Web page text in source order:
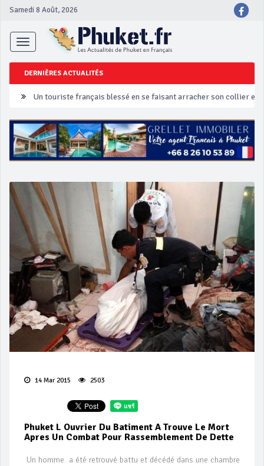
Samedi 8 Août, 2026
Toggle
navigation
DERNIÈRES ACTUALITÉS
Un touriste français blessé en se faisant arracher son collier en
Phuket Peranakan Festival
‘Phuket Eye’ assurera la sécurité pendant Songkran
Campagne de sécurité routière ‘Seven Days of Danger’ de
14 Mar 2015 2503
Phuket L Ouvrier Du Batiment A Trouve Le Mort
Apres Un Combat Pour Rassemblement De Dette
Un homme a été retrouvé battu et décédé dans une chambre